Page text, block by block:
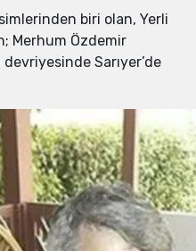
biri olan, Yerli
Merhum Özdemir
Sarıyer’de